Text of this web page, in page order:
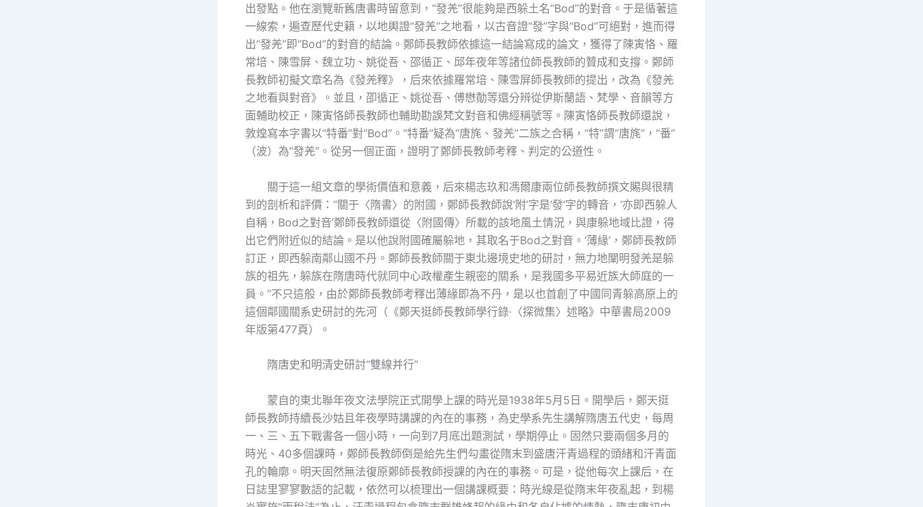
出發點。他在瀏覽新舊唐書時留意到，“發羌”很能夠是西躲土名“Bod”的對音。于是循著這
一線索，遍查歷代史籍，以地輿證“發羌”之地看，以古音證“發”字與“Bod”可絕對，進而得
出“發羌”即“Bod”的對音的結論。鄭師長教師依據這一結論寫成的論文，獲得了陳寅恪、羅
常培、陳雪屏、魏立功、姚從吾、邵循正、邱年夜年等諸位師長教師的贊成和支撐。鄭師
長教師初擬文章名為《發羌釋》，后來依據羅常培、陳雪屏師長教師的提出，改為《發羌
之地看與對音》。並且，卲循正、姚從吾、傅懋勣等還分辨從伊斯蘭語、梵學、音韻等方
面輔助校正，陳寅恪師長教師也輔助勘誤梵文對音和佛經稱號等。陳寅恪師長教師還說，
敦煌寫本字書以“特番”對“Bod”。“特番”疑為“唐旄、發羌”二族之合稱，“特”謂“唐旄”，“番”
（波）為“發羌”。從另一個正面，證明了鄭師長教師考釋、判定的公道性。
關于這一組文章的學術價值和意義，后來楊志玖和馮爾康兩位師長教師撰文賜與很精
到的剖析和評價：“關于〈隋書〉的附國，鄭師長教師說‘附’字是‘發’字的轉音，‘亦即西躲人
自稱，Bod之對音’鄭師長教師還從〈附國傳〉所載的該地風土情況，與康躲地域比證，得
出它們附近似的結論。是以他說附國確屬躲地，其取名于Bod之對音。‘薄緣’，鄭師長教師
訂正，即西躲南鄰山國不丹。鄭師長教師關于東北邊境史地的研討，無力地闡明發羌是躲
族的祖先，躲族在隋唐時代就同中心政權產生親密的關系，是我國多平易近族大師庭的一
員。”不只這般，由於鄭師長教師考釋出薄緣即為不丹，是以也首創了中國同青躲高原上的
這個鄰國關系史研討的先河（《鄭天挺師長教師學行錄·〈探微集〉述略》中華書局2009
年版第477頁）。
隋唐史和明清史研討“雙線并行”
蒙自的東北聯年夜文法學院正式開學上課的時光是1938年5月5日。開學后，鄭天挺
師長教師持續長沙姑且年夜學時講課的內在的事務，為史學系先生講解隋唐五代史，每周
一、三、五下戰書各一個小時，一向到7月底出題測試，學期停止。固然只要兩個多月的
時光、40多個課時，鄭師長教師倒是給先生們勾畫從隋末到盛唐汗青過程的頭緒和汗青面
孔的輪廓。明天固然無法復原鄭師長教師授課的內在的事務。可是，從他每次上課后，在
日誌里寥寥數語的記載，依然可以梳理出一個講課概要：時光線是從隋末年夜亂起，到楊